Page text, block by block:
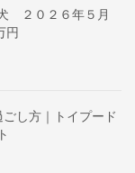
２０２６年５月
円
し方｜トイプード